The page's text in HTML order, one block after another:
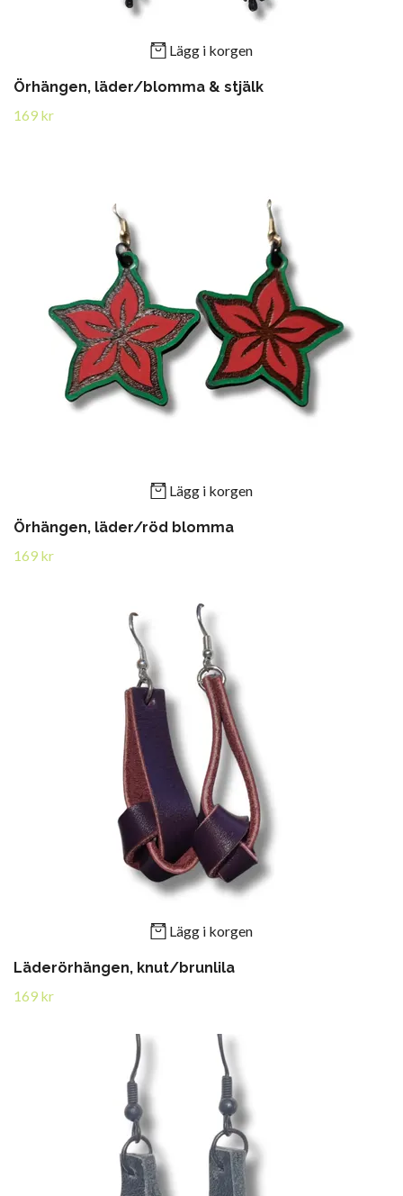
Lägg i korgen
Örhängen, läder/blomma & stjälk
169 kr
Lägg i korgen
Örhängen, läder/röd blomma
169 kr
Lägg i korgen
Läderörhängen, knut/brunlila
169 kr